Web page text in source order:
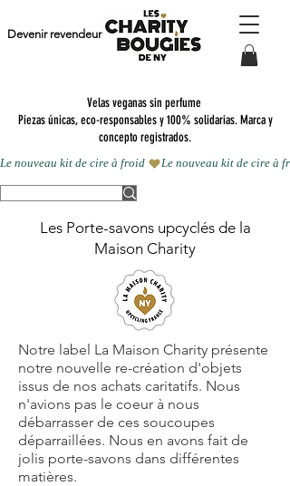
Velas veganas sin perfume
Piezas únicas, eco-responsables y 100% solidarias. Marca y
concepto registrados.
Devenir revendeur
Le nouveau kit de cire à froid
Les Porte-savons upcyclés de la
Maison Charity
Notre label La Maison Charity présente
notre nouvelle re-création d'objets
issus de nos achats caritatifs. Nous
n'avions pas le coeur à nous
débarrasser de ces soucoupes
déparraillées. Nous en avons fait de
jolis porte-savons dans différentes
matières.